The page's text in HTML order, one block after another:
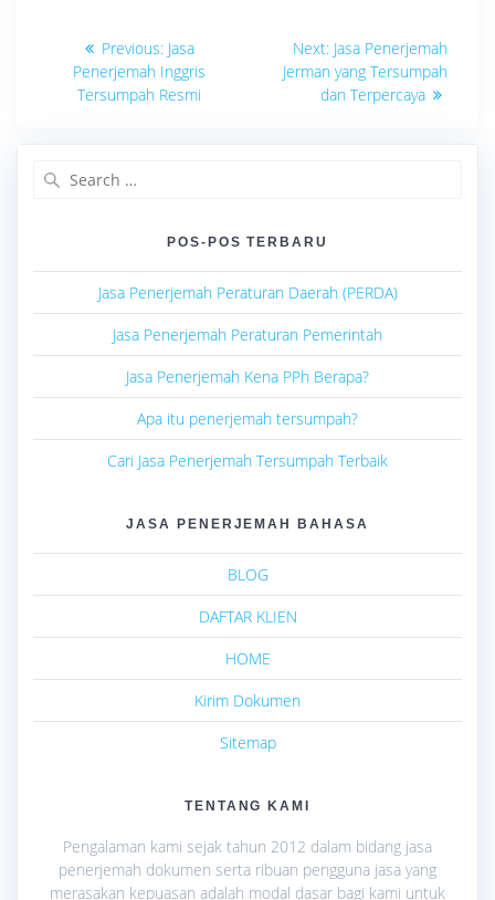
Navigasi
pos
Previous: Previous
post:
Jasa
Penerjemah Inggris
Tersumpah Resmi
Next: Next
post:
Jasa Penerjemah
Jerman yang Tersumpah
dan Terpercaya
POS-POS TERBARU
Jasa Penerjemah Peraturan Daerah (PERDA)
Jasa Penerjemah Peraturan Pemerintah
Jasa Penerjemah Kena PPh Berapa?
Apa itu penerjemah tersumpah?
Cari Jasa Penerjemah Tersumpah Terbaik
JASA PENERJEMAH BAHASA
BLOG
DAFTAR KLIEN
HOME
Kirim Dokumen
Sitemap
TENTANG KAMI
Pengalaman kami sejak tahun 2012 dalam bidang jasa
penerjemah dokumen serta ribuan pengguna jasa yang
merasakan kepuasan adalah modal dasar bagi kami untuk